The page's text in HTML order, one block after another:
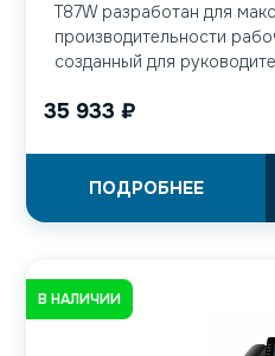
T87W разработан для
производительности
созданный для
35 933 ₽
ПОДРОБНЕЕ
В НАЛИЧИИ